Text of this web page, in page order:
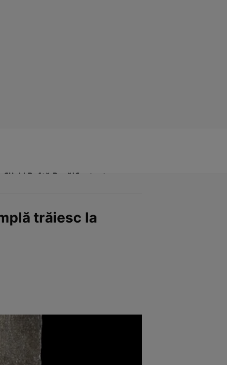
Click! Poftă Bună!Contact
trăiesc la